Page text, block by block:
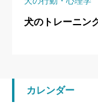
犬のトレーニン
カレンダー